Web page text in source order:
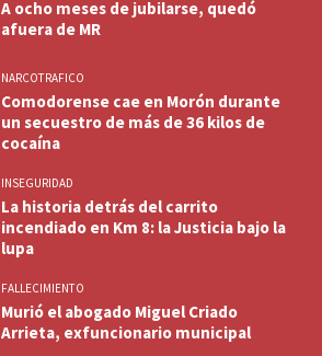
A ocho meses de jubilarse, quedó
afuera de MR
NARCOTRAFICO
Comodorense cae en Morón durante
un secuestro de más de 36 kilos de
cocaína
INSEGURIDAD
La historia detrás del carrito
incendiado en Km 8: la Justicia bajo la
lupa
FALLECIMIENTO
Murió el abogado Miguel Criado
Arrieta, exfuncionario municipal